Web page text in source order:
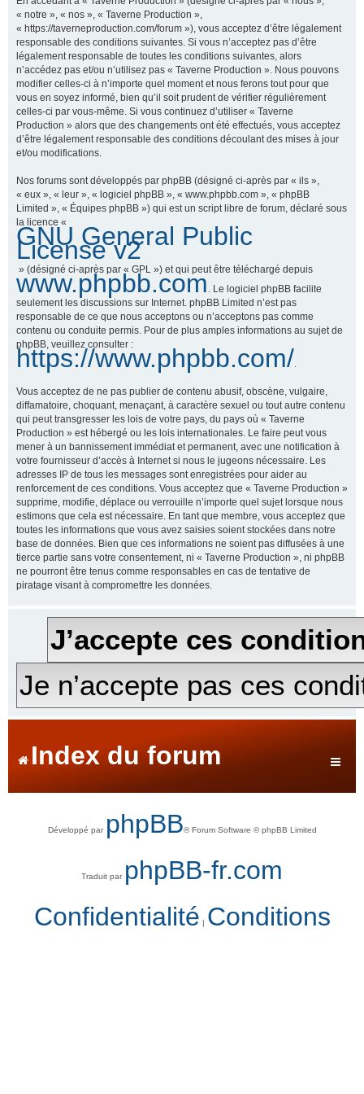
« notre », « nos », « Taverne Production »,
« https://taverneproduction.com/forum »), vous acceptez d’être légalement
responsable des conditions suivantes. Si vous n’acceptez pas d’être
légalement responsable de toutes les conditions suivantes, alors
n’accédez pas et/ou n’utilisez pas « Taverne Production ». Nous pouvons
modifier celles-ci à n’importe quel moment et nous ferons tout pour que
vous en soyez informé, bien qu’il soit prudent de vérifier régulièrement
celles-ci par vous-même. Si vous continuez d’utiliser « Taverne
Production » alors que des changements ont été effectués, vous acceptez
d’être légalement responsable des conditions découlant des mises à jour
et/ou modifications.
Nos forums sont développés par phpBB (désigné ci-après par « ils »,
« eux », « leur », « logiciel phpBB », « www.phpbb.com », « phpBB
Limited », « Équipes phpBB ») qui est un script libre de forum, déclaré sous
la licence «
GNU General Public
License v2
» (désigné ci-après par « GPL ») et qui peut être téléchargé depuis
www.phpbb.com . Le logiciel phpBB facilite
seulement les discussions sur Internet. phpBB Limited n’est pas
responsable de ce que nous acceptons ou n’acceptons pas comme
contenu ou conduite permis. Pour de plus amples informations au sujet de
phpBB, veuillez consulter :
https://www.phpbb.com/.
Vous acceptez de ne pas publier de contenu abusif, obscène, vulgaire,
diffamatoire, choquant, menaçant, à caractère sexuel ou tout autre contenu
qui peut transgresser les lois de votre pays, du pays où « Taverne
Production » est hébergé ou les lois internationales. Le faire peut vous
mener à un bannissement immédiat et permanent, avec une notification à
votre fournisseur d’accès à Internet si nous le jugeons nécessaire. Les
adresses IP de tous les messages sont enregistrées pour aider au
renforcement de ces conditions. Vous acceptez que « Taverne Production »
supprime, modifie, déplace ou verrouille n’importe quel sujet lorsque nous
estimons que cela est nécessaire. En tant que membre, vous acceptez que
toutes les informations que vous avez saisies soient stockées dans notre
base de données. Bien que ces informations ne soient pas diffusées à une
tierce partie sans votre consentement, ni « Taverne Production », ni phpBB
ne pourront être tenus comme responsables en cas de tentative de
piratage visant à compromettre les données.
Index du forum
Développé par phpBB® Forum Software © phpBB Limited
Traduit par phpBB-fr.com
Confidentialité | Conditions